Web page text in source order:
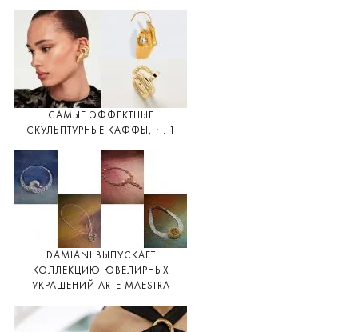
САМЫЕ ЭФФЕКТНЫЕ
СКУЛЬПТУРНЫЕ КАФФЫ, Ч. 1
DAMIANI ВЫПУСКАЕТ
КОЛЛЕКЦИЮ ЮВЕЛИРНЫХ
УКРАШЕНИЙ ARTE MAESTRA